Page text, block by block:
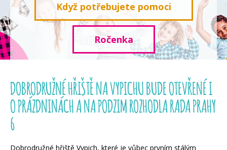
Když potřebujete pomoci
Ročenka
DOBRODRUŽNÉ HŘIŠTĚ NA VYPICHU BUDE OTEVŘENÉ I
O PRÁZDNINÁCH A NA PODZIM ROZHODLA RADA PRAHY
6
Dobrodružné hřiště Vypich, které je vůbec prvním stálým